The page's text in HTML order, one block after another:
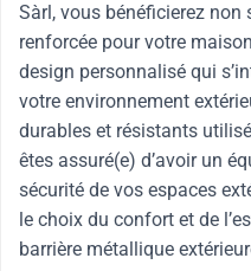
Sàrl, vous bénéficierez non
renforcée pour votre
design personnalisé qui
votre environnement
durables et résistants
êtes assuré(e) d’avoir un
sécurité de vos espaces
le choix du confort et de
barrière métallique